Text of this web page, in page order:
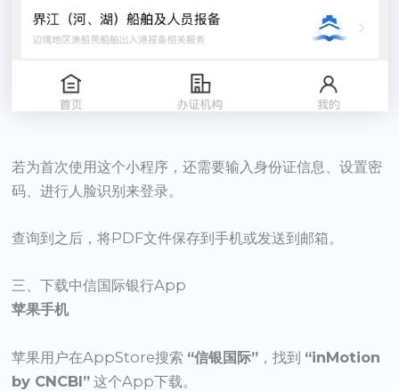
若为首次使用这个小程序，还需要输入身份证信息、设置密
码、进行人脸识别来登录。
查询到之后，将PDF文件保存到手机或发送到邮箱。
三、下载中信国际银行App
苹果手机
苹果用户在AppStore搜索 “信银国际”，找到 “inMotion
by CNCBI”这个App下载。